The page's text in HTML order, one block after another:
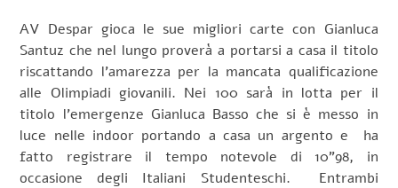
AV Despar gioca le sue migliori carte con Gianluca
Santuz che nel lungo proverà a portarsi a casa il titolo
riscattando l’amarezza per la mancata qualificazione
alle Olimpiadi giovanili. Nei 100 sarà in lotta per il
titolo l’emergenze Gianluca Basso che si è messo in
luce nelle indoor portando a casa un argento e
ha
fatto registrare il tempo notevole di 10”98, in
occasione degli Italiani Studenteschi.
Entrambi